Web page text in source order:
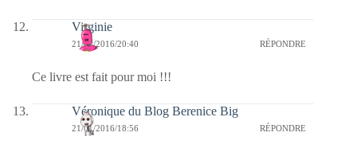
Virginie
21/01/2016/20:40 RÉPONDRE
Ce livre est fait pour moi !!!
Véronique du Blog Berenice Big
21/01/2016/18:56 RÉPONDRE